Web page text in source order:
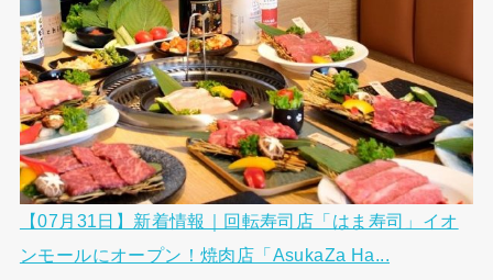
【07月31日】新着情報｜回転寿司店「はま寿司」イオ
ンモールにオープン！焼肉店「AsukaZa Ha...